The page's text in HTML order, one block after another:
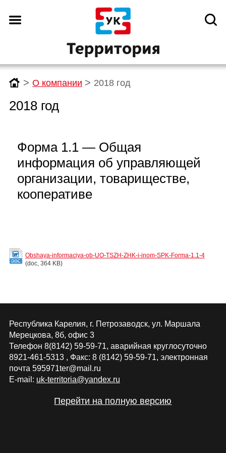
> О компании > 2018 год
2018 год
Форма 1.1 — Общая
информация об управляющей
организации, товариществе,
кооперативе
Obshaya-informaciya-ob-UO-TSZH-ZHK-i-inom-SPK-Forma-1.1-4
(doc, 364 KB)
Республика Карелия, г. Петрозаводск, ул. Маршала
Мерецкова, 8б, офис 3
Телефон 8(8142) 59-59-71, аварийная круглосуточно
8921-461-5313 , Факс: 8 (8142) 59-59-71, электронная
почта 595971ter@mail.ru
E-mail: uk-territoria@yandex.ru
Перейти на полную версию